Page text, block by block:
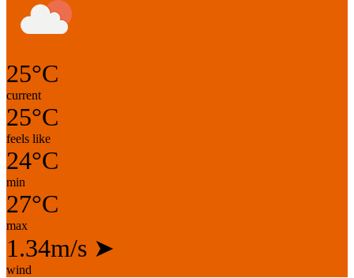
25°C
current
25°C
feels like
24°C
min
27°C
max
1.34m/s ➤
wind